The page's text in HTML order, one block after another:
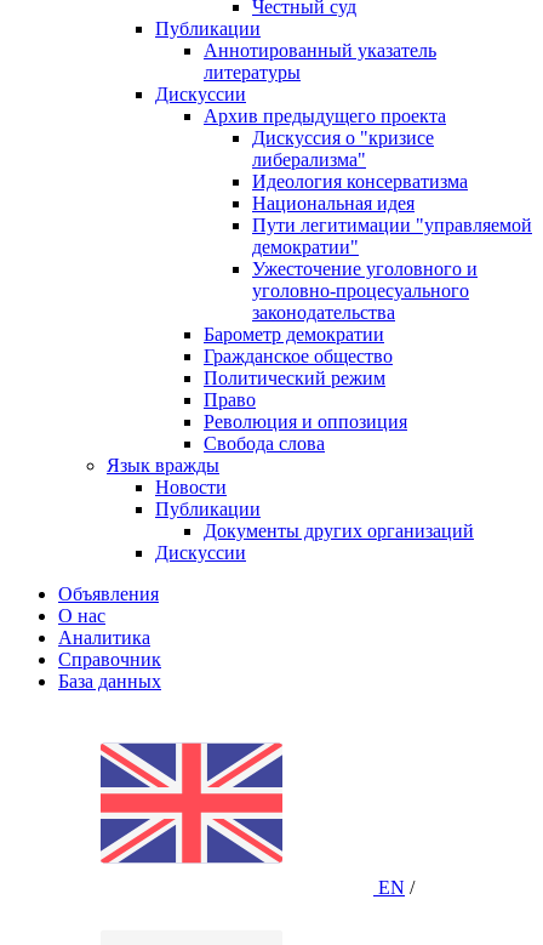
Честный суд
Публикации
Аннотированный указатель
литературы
Дискуссии
Архив предыдущего проекта
Дискуссия о "кризисе
либерализма"
Идеология консерватизма
Национальная идея
Пути легитимации "управляемой
демократии"
Ужесточение уголовного и
уголовно-процесуального
законодательства
Барометр демократии
Гражданское общество
Политический режим
Право
Революция и оппозиция
Свобода слова
Язык вражды
Новости
Публикации
Документы других организаций
Дискуссии
Объявления
О нас
Аналитика
Справочник
База данных
EN /